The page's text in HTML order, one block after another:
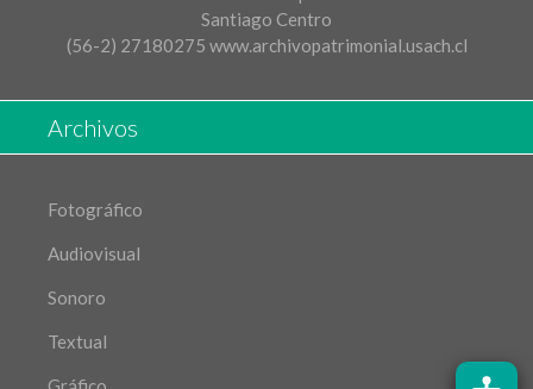
Santiago Centro
(56-2) 27180275 www.archivopatrimonial.usach.cl
Archivos
Fotográfico
Audiovisual
Sonoro
Textual